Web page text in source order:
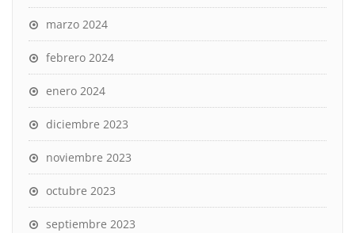
marzo 2024
febrero 2024
enero 2024
diciembre 2023
noviembre 2023
octubre 2023
septiembre 2023